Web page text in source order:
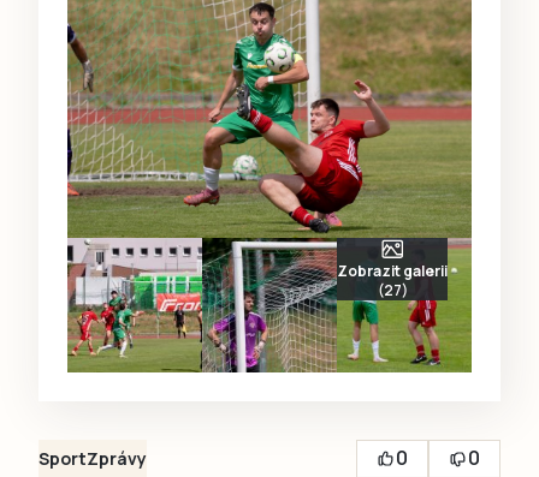
Zobrazit galerii
(27)
SportZprávy 0
0